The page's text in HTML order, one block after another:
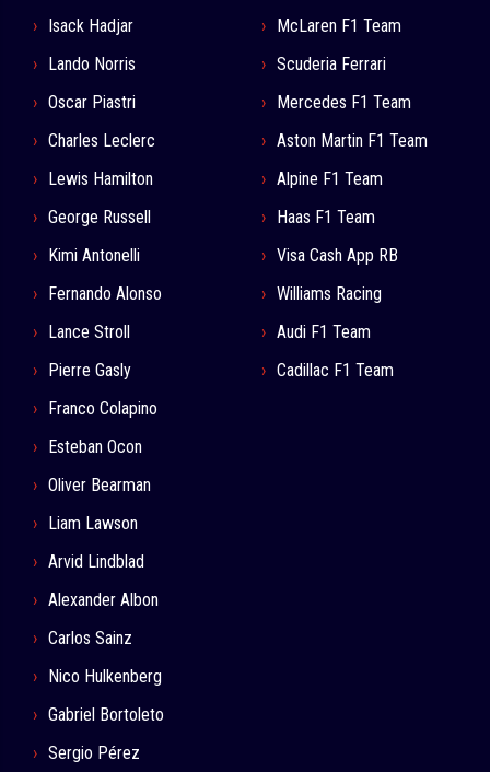
Isack Hadjar
Lando Norris
Oscar Piastri
Charles Leclerc
Lewis Hamilton
George Russell
Kimi Antonelli
Fernando Alonso
Lance Stroll
Pierre Gasly
Franco Colapino
Esteban Ocon
Oliver Bearman
Liam Lawson
Arvid Lindblad
Alexander Albon
Carlos Sainz
Nico Hulkenberg
Gabriel Bortoleto
Sergio Pérez
McLaren F1 Team
Scuderia Ferrari
Mercedes F1 Team
Aston Martin F1 Team
Alpine F1 Team
Haas F1 Team
Visa Cash App RB
Williams Racing
Audi F1 Team
Cadillac F1 Team